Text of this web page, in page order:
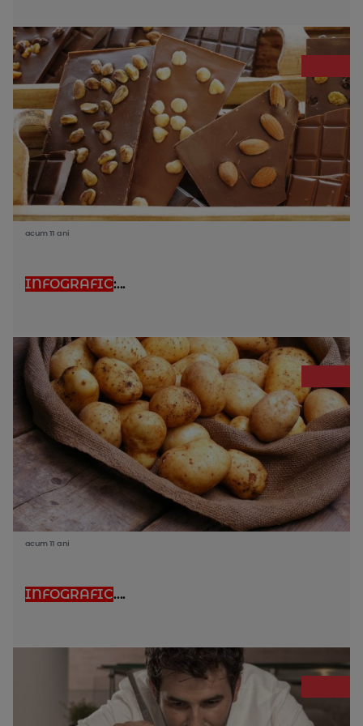
acum 11 ani
INFOGRAFIC:...
acum 11 ani
INFOGRAFIC....